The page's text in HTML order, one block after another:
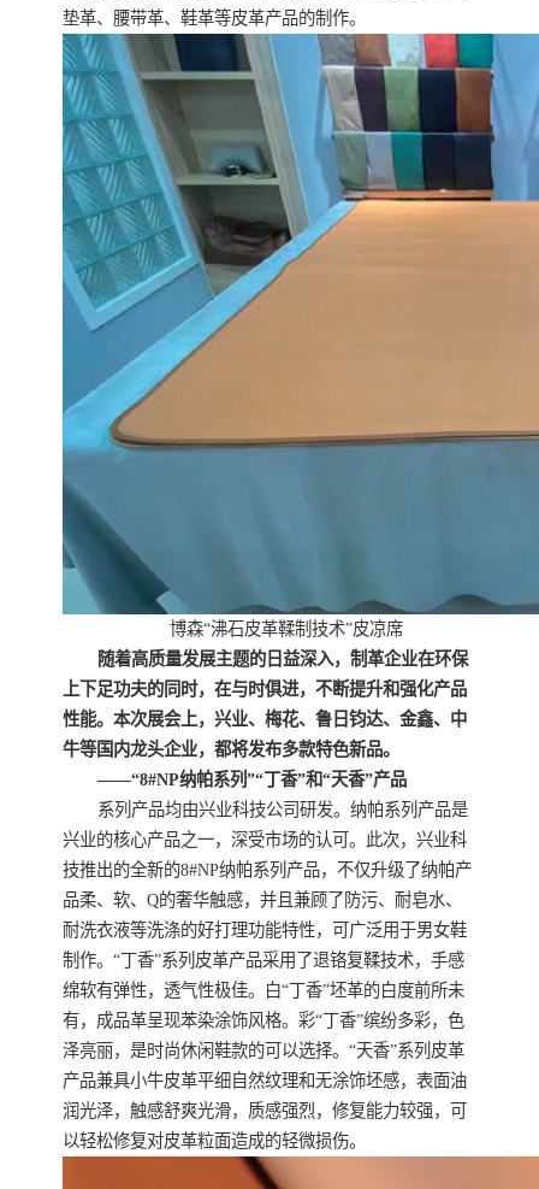
垫革、腰带革、鞋革等皮革产品的制作。
博森“沸石皮革鞣制技术”皮凉席
随着高质量发展主题的日益深入，制革企业在环保
上下足功夫的同时，在与时俱进，不断提升和强化产品
性能。本次展会上，兴业、梅花、鲁日钧达、金鑫、中
牛等国内龙头企业，都将发布多款特色新品。
——“8#NP纳帕系列”“丁香”和“天香”产品
系列产品均由兴业科技公司研发。纳帕系列产品是
兴业的核心产品之一，深受市场的认可。此次，兴业科
技推出的全新的8#NP纳帕系列产品，不仅升级了纳帕产
品柔、软、Q的奢华触感，并且兼顾了防污、耐皂水、
耐洗衣液等洗涤的好打理功能特性，可广泛用于男女鞋
制作。“丁香”系列皮革产品采用了退铬复鞣技术，手感
绵软有弹性，透气性极佳。白“丁香”坯革的白度前所未
有，成品革呈现苯染涂饰风格。彩“丁香”缤纷多彩，色
泽亮丽，是时尚休闲鞋款的可以选择。“天香”系列皮革
产品兼具小牛皮革平细自然纹理和无涂饰坯感，表面油
润光泽，触感舒爽光滑，质感强烈，修复能力较强，可
以轻松修复对皮革粒面造成的轻微损伤。